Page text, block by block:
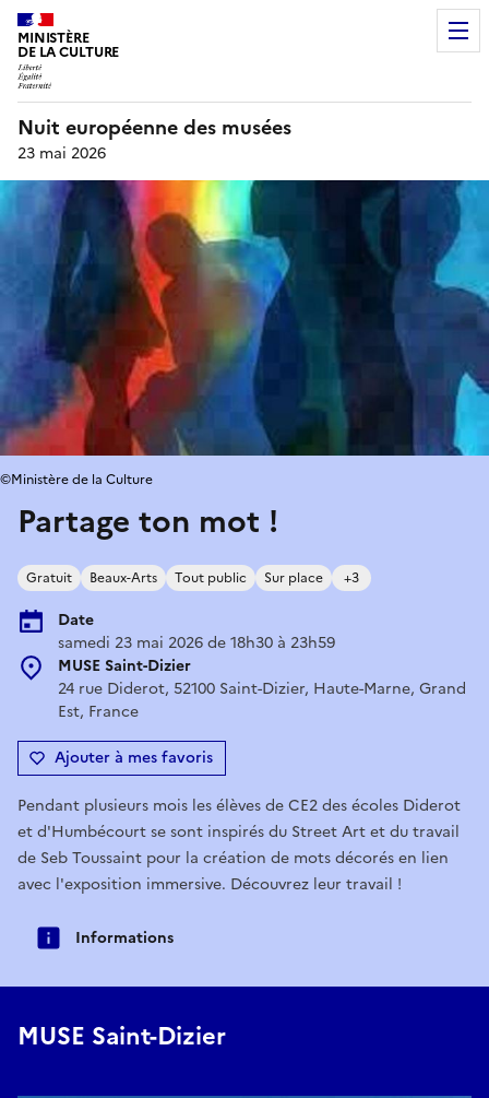
MINISTÈRE
DE LA CULTURE
Nuit européenne des musées
23 mai 2026
Partage ton mot !
Gratuit Beaux-Arts Tout public Sur place +3
Date
samedi 23 mai 2026 de 18h30 à 23h59
MUSE Saint-Dizier
24 rue Diderot, 52100 Saint-Dizier, Haute-Marne, Grand
Est, France
Ajouter à mes favoris
©Ministère de la Culture
Pendant plusieurs mois les élèves de CE2 des écoles Diderot
et d'Humbécourt se sont inspirés du Street Art et du travail
de Seb Toussaint pour la création de mots décorés en lien
avec l'exposition immersive. Découvrez leur travail !
Informations
MUSE Saint-Dizier